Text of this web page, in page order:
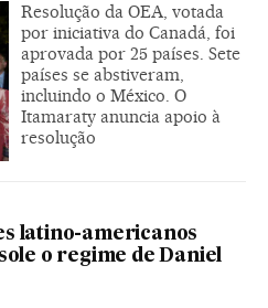
Resolução da OEA, votada
por iniciativa do Canadá, foi
aprovada por 25 países. Sete
países se abstiveram,
incluindo o México. O
Itamaraty anuncia apoio à
resolução
latino-americanos
o regime de Daniel